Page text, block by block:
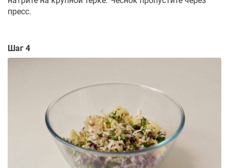
пресс.
Шаг 4